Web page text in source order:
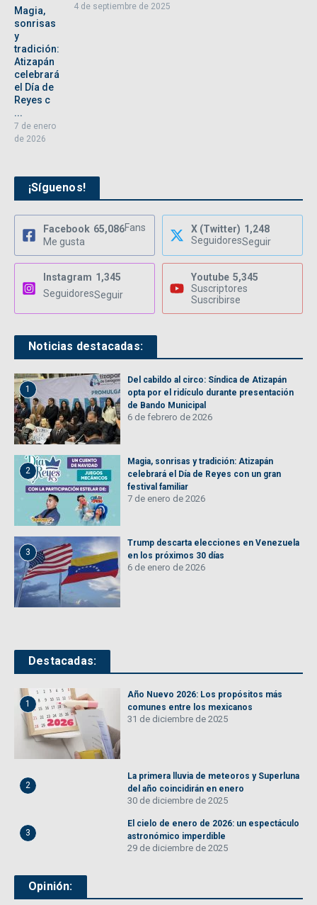
Magia,
sonrisas
y
tradición:
Atizapán
celebrará
el Día de
Reyes c
...
7 de enero
de 2026
4 de septiembre de 2025
¡Síguenos!
Facebook 65,086Fans
Me gusta
X (Twitter) 1,248
SeguidoresSeguir
Instagram 1,345
SeguidoresSeguir
Youtube 5,345
Suscriptores
Suscribirse
Noticias destacadas:
1
Del cabildo al circo: Síndica de Atizapán
opta por el ridículo durante presentación
de Bando Municipal
6 de febrero de 2026
2
Magia, sonrisas y tradición: Atizapán
celebrará el Día de Reyes con un gran
festival familiar
7 de enero de 2026
3
Trump descarta elecciones en Venezuela
en los próximos 30 días
6 de enero de 2026
Destacadas:
1
Año Nuevo 2026: Los propósitos más
comunes entre los mexicanos
31 de diciembre de 2025
2
La primera lluvia de meteoros y Superluna
del año coincidirán en enero
30 de diciembre de 2025
3
El cielo de enero de 2026: un espectáculo
astronómico imperdible
29 de diciembre de 2025
Opinión: